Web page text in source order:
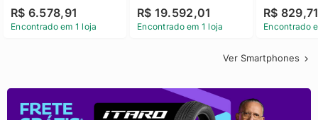
R$ 6.578,91
Encontrado em 1 loja
R$ 19.592,01
Encontrado em 1 loja
R$
Encontrado
Ver Smartphones